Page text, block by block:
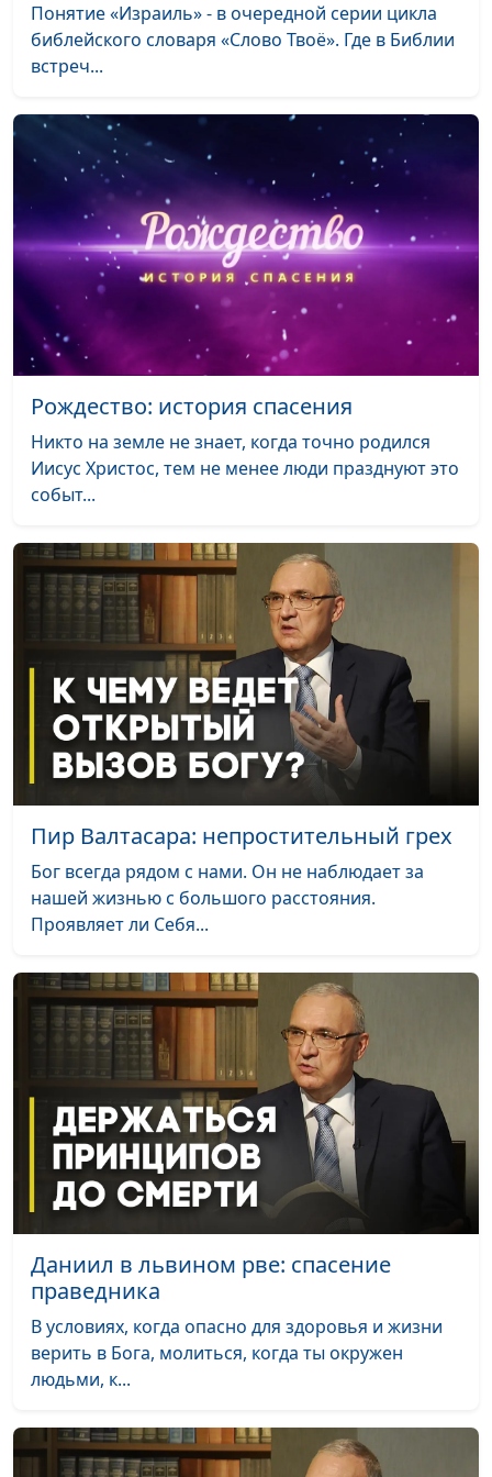
гуманитарного
университета
приведший к добру
Сергей Давидоглу,
библеист, аспирант
Российского
государственного
гуманитарного
университета
Ангелы существуют?
Юлия Синицына,
Сергей Давидоглу,
библеист, аспирант
Российского
государственного
университета
Уроки древней истории:
библеист, аспирант
Российского
государственного
гуманитарного
университета
Вера, которой желает Бог
Юлия Синицына,
Сергей Давидоглу,
библеист, аспирант
Российского
государственного
гуманитарного
Уроки древней истории:
рабство в Израиле
Юлия Синицына,
Российского
государственного
гуманитарного
университета
Поможет ли Библия
построить счастливую
семью?
Юлия Синицына,
Сергей Давидоглу,
библеист, аспирант
Российского
государственного
гуманитарного
университета
Утешение Божье в
болезнях
Андрей Демидов,
священнослужитель
Небесное на земле
Андрей Демидов,
священнослужитель
Понятие «Израиль» - в очередной серии цикла
библейского словаря «Слово Твоё». Где в Библии
встреч...
Рождество: история спасения
Никто на земле не знает, когда точно родился
Иисус Христос, тем не менее люди празднуют это
событ...
Пир Валтасара: непростительный грех
Бог всегда рядом с нами. Он не наблюдает за
нашей жизнью с большого расстояния.
Проявляет ли Себя...
Даниил в львином рве: спасение
праведника
В условиях, когда опасно для здоровья и жизни
верить в Бога, молиться, когда ты окружен
людьми, к...